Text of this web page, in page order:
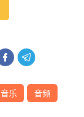
 
音乐 音频